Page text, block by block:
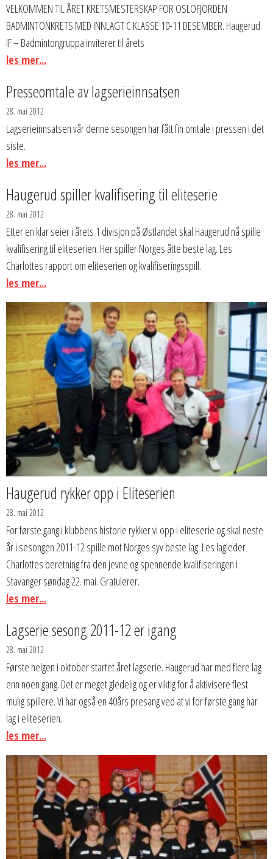
VELKOMMEN TIL ÅRET KRETSMESTERSKAP FOR OSLOFJORDEN
BADMINTONKRETS MED INNLAGT C KLASSE 10-11 DESEMBER. Haugerud
IF – Badmintongruppa inviterer til årets
les mer...
Presseomtale av lagserieinnsatsen
28. mai 2012
Lagserieinnsatsen vår denne sesongen har fått fin omtale i pressen i det
siste.
les mer...
Haugerud spiller kvalifisering til eliteserie
28. mai 2012
Etter en klar seier i årets 1 divisjon på Østlandet skal Haugerud nå spille
kvalifisering til eliteserien. Her spiller Norges åtte beste lag. Les
Charlottes rapport om eliteserien og kvalifiseringsspill.
les mer...
Haugerud rykker opp i Eliteserien
28. mai 2012
For første gang i klubbens historie rykker vi opp i eliteserie og skal neste
år i sesongen 2011-12 spille mot Norges syv beste lag. Les lagleder
Charlottes beretning fra den jevne og spennende kvalifiseringen i
Stavanger søndag 22. mai. Gratulerer.
les mer...
Lagserie sesong 2011-12 er igang
28. mai 2012
Første helgen i oktober startet året lagserie. Haugerud har med flere lag
enn noen gang. Det er meget gledelig og er viktig for å aktivisere flest
mulig spillere. Vi har også en 40års presang ved at vi for første gang har
lag i eliteserien.
les mer...